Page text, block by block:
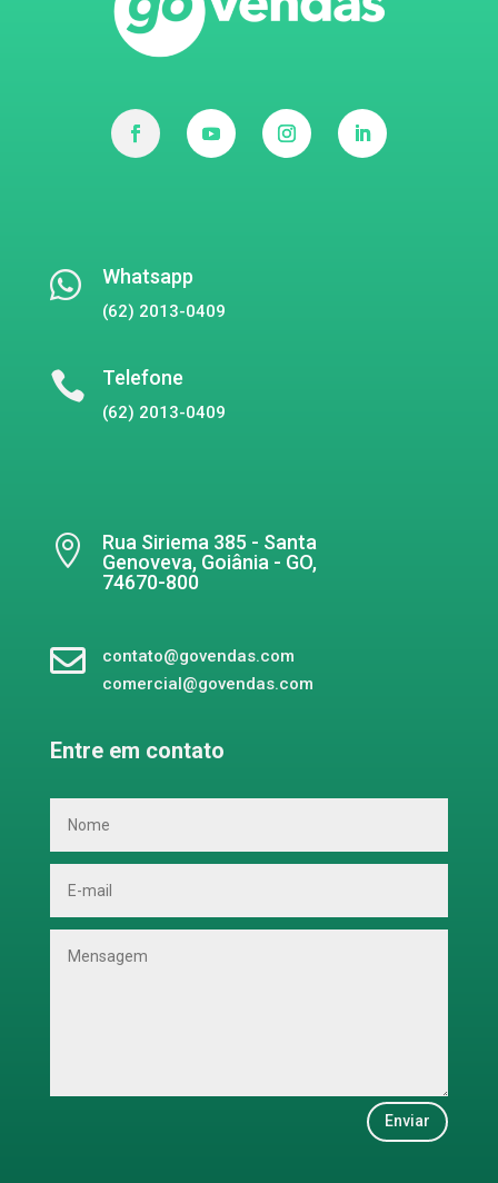
 Whatsapp
(62) 2013-0409
 Telefone
(62) 2013-0409

Rua Siriema 385 - Santa
Genoveva, Goiânia - GO,
74670-800

contato@govendas.com
comercial@govendas.com
Entre em contato
Enviar